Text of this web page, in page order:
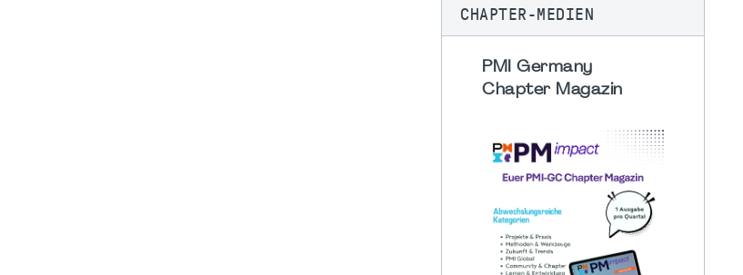
CHAPTER-MEDIEN
PMI Germany
Chapter Magazin